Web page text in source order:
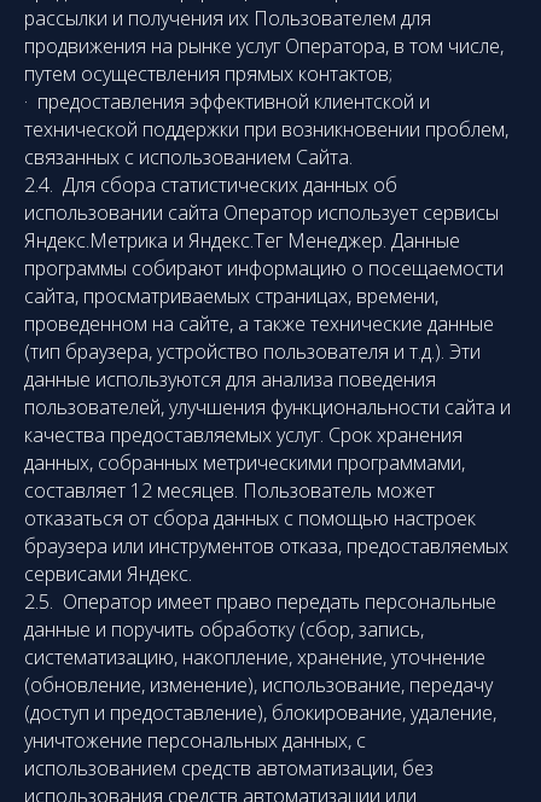
рассылки и получения их Пользователем для
продвижения на рынке услуг Оператора, в том числе,
путем осуществления прямых контактов;
· предоставления эффективной клиентской и
технической поддержки при возникновении проблем,
связанных с использованием Сайта.
2.4. Для сбора статистических данных об
использовании сайта Оператор использует сервисы
Яндекс.Метрика и Яндекс.Тег Менеджер. Данные
программы собирают информацию о посещаемости
сайта, просматриваемых страницах, времени,
проведенном на сайте, а также технические данные
(тип браузера, устройство пользователя и т.д.). Эти
данные используются для анализа поведения
пользователей, улучшения функциональности сайта и
качества предоставляемых услуг. Срок хранения
данных, собранных метрическими программами,
составляет 12 месяцев. Пользователь может
отказаться от сбора данных с помощью настроек
браузера или инструментов отказа, предоставляемых
сервисами Яндекс.
2.5. Оператор имеет право передать персональные
данные и поручить обработку (сбор, запись,
систематизацию, накопление, хранение, уточнение
(обновление, изменение), использование, передачу
(доступ и предоставление), блокирование, удаление,
уничтожение персональных данных, с
использованием средств автоматизации, без
использования средств автоматизации или